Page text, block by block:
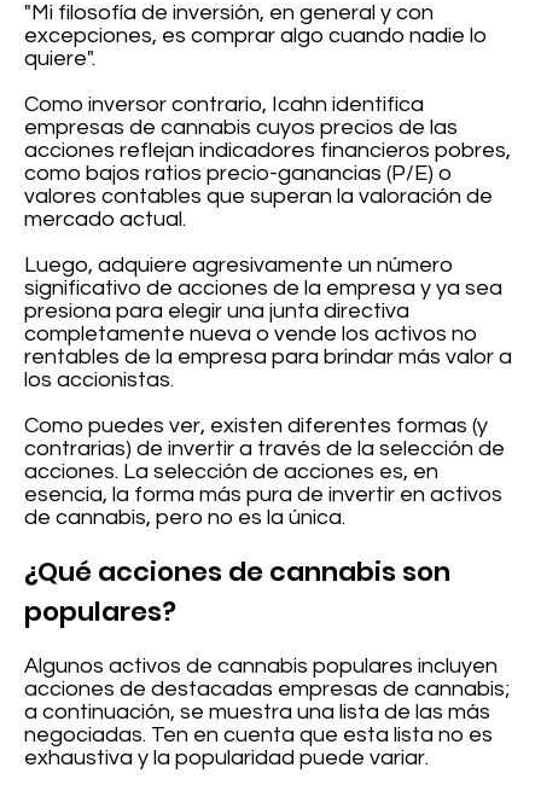
"Mi filosofía de inversión, en general y con
excepciones, es comprar algo cuando nadie lo
quiere".
Como inversor contrario, Icahn identifica
empresas de cannabis cuyos precios de las
acciones reflejan indicadores financieros pobres,
como bajos ratios precio-ganancias (P/E) o
valores contables que superan la valoración de
mercado actual.
Luego, adquiere agresivamente un número
significativo de acciones de la empresa y ya sea
presiona para elegir una junta directiva
completamente nueva o vende los activos no
rentables de la empresa para brindar más valor a
los accionistas.
Como puedes ver, existen diferentes formas (y
contrarias) de invertir a través de la selección de
acciones. La selección de acciones es, en
esencia, la forma más pura de invertir en activos
de cannabis, pero no es la única.
¿Qué acciones de cannabis son
populares?
Algunos activos de cannabis populares incluyen
acciones de destacadas empresas de cannabis;
a continuación, se muestra una lista de las más
negociadas. Ten en cuenta que esta lista no es
exhaustiva y la popularidad puede variar.